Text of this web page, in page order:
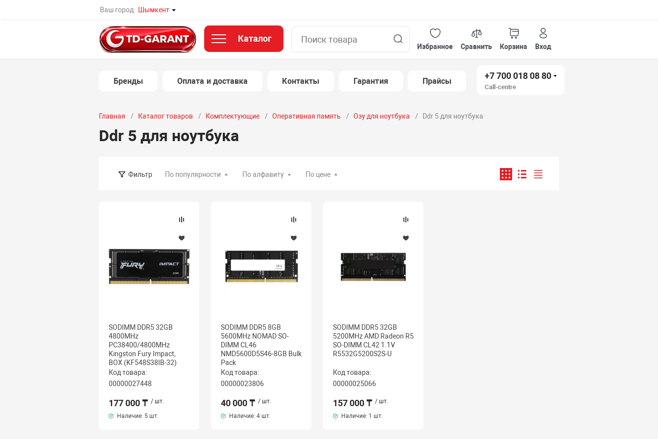
Ваш город: Шымкент
Каталог
Избранное
Сравнить Корзина Вход
Бренды Оплата и доставка Контакты Гарантия Прайсы
+7 700 018 08 80
Call-centre
Главная Каталог товаров Комплектующие Оперативная память Озу для ноутбука Ddr 5 для ноутбука
Ddr 5 для ноутбука
Фильтр По популярности По алфавиту По цене
SODIMM DDR5 32GB
4800MHz
PC38400/4800MHz
Kingston Fury Impact,
BOX (KF548S38IB-32)
Код товара:
00000027448
177 000 ₸ / шт.
Наличие: 5 шт.
SODIMM DDR5 8GB
5600MHz NOMAD SO-
DIMM CL46
NMD5600D5S46-8GB Bulk
Pack
Код товара:
00000023806
40 000 ₸ / шт.
Наличие: 4 шт.
SODIMM DDR5 32GB
5200MHz AMD Radeon R5
SO-DIMM CL42 1.1V
R5532G5200S2S-U
Код товара:
00000025066
157 000 ₸ / шт.
Наличие: 1 шт.